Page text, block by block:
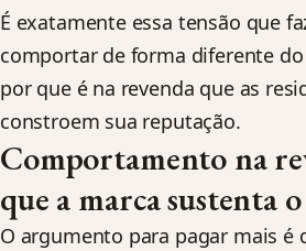
É exatamente essa tensão que
comportar de forma diferente
por que é na revenda que as
constroem sua reputação.
Comportamento na
que a marca sustenta
O argumento para pagar mais é